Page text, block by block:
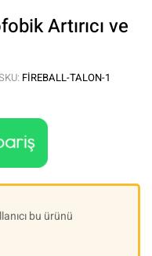
Artırıcı ve
FIREBALL-TALON-1
bu ürünü